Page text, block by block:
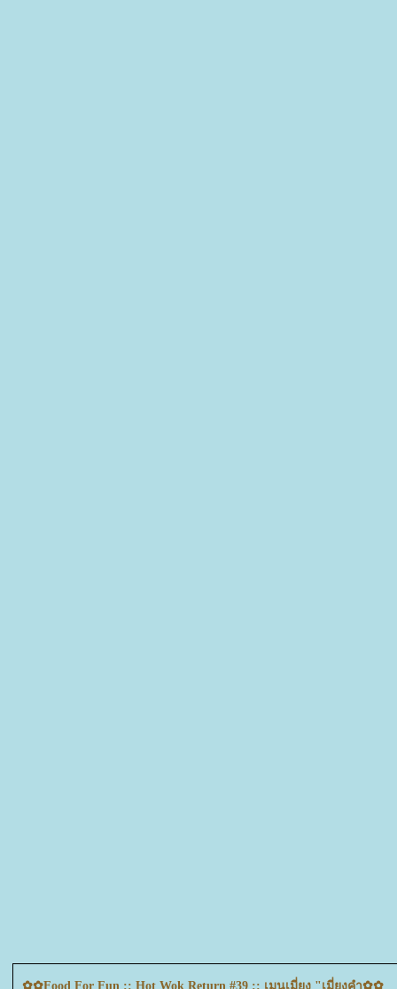
✿✿Food For Fun :: Hot Wok Return #39 :: เมนูเมี่ยง "เมี่ยงคำ✿✿